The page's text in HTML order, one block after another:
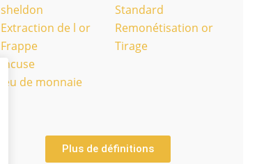
sheldon
Extraction de l or
Frappe
Incuse
Jeu de monnaie
Standard
Remonétisation or
Tirage
Plus de définitions